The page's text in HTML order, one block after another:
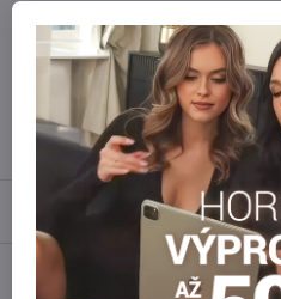
Máte zájem o více
Kontaktujte nás na mail, zboží pro
info​@everlady​.eu
Recenze